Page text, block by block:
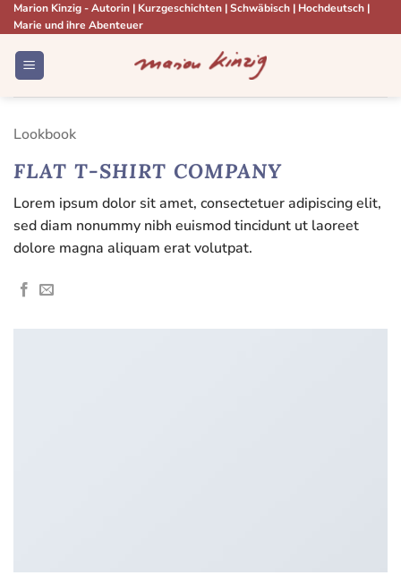
Zum
Inhalt
springen
Marion Kinzig - Autorin | Kurzgeschichten | Schwäbisch | Hochdeutsch |
Marie und ihre Abenteuer
Lookbook
FLAT T-SHIRT COMPANY
Lorem ipsum dolor sit amet, consectetuer adipiscing elit,
sed diam nonummy nibh euismod tincidunt ut laoreet
dolore magna aliquam erat volutpat.